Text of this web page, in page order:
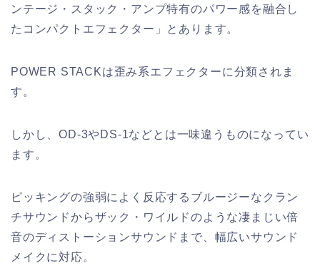
ンテージ・スタック・アンプ特有のパワー感を融合し
たコンパクトエフェクター」とあります。
POWER STACKは歪み系エフェクターに分類されま
す。
しかし、OD-3やDS-1などとは一味違うものになってい
ます。
ピッキングの強弱によく反応するブルージーなクラン
チサウンドからザック・ワイルドのような凄まじい倍
音のディストーションサウンドまで、幅広いサウンド
メイクに対応。